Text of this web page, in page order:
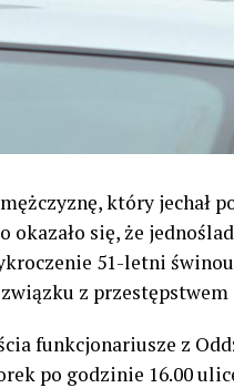
który jechał
się, że
51-letni
z przestępstwem
funkcjonariusze z
po godzinie 16.00